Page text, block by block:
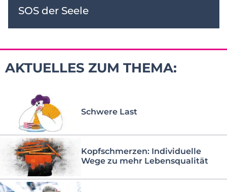
SOS der Seele
AKTUELLES ZUM THEMA:
Schwere Last
Kopfschmerzen: Individuelle
Wege zu mehr Lebensqualität